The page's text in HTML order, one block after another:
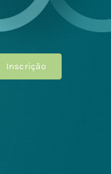
Inscrição